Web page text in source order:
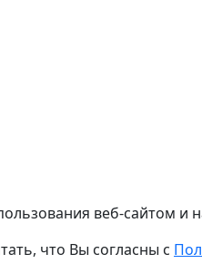
веб-сайтом и
что Вы согласны с